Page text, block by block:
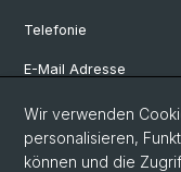
Telefonie
E-Mail Adresse
Internet & Netzzugriff
Hardwareausleihe
Wir verwenden
personalisieren,
können und die